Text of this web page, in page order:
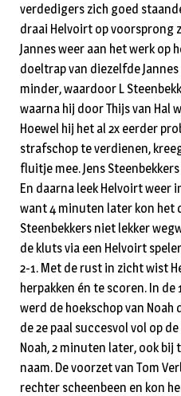
verdedigers zich goed
draai Helvoirt op voorsprong
Jannes weer aan het werk op
doeltrap van diezelfde
minder, waardoor L
waarna hij door Thijs van Hal
Hoewel hij het al 2x eerder
strafschop te verdienen,
fluitje mee. Jens
En daarna leek Helvoirt weer
want 4 minuten later kon het
Steenbekkers niet lekker
de kluts via een Helvoirt
2-1. Met de rust in zicht wist
herpakken én te scoren. In
werd de hoekschop van
de 2e paal succesvol vol op
Noah, 2 minuten later, ook bij
naam. De voorzet van Tom
rechter scheenbeen en kon